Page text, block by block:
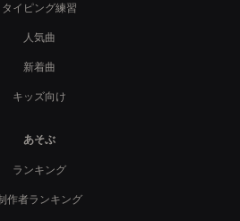
タイピング練習
人気曲
新着曲
キッズ向け
あそぶ
ランキング
作者ランキング